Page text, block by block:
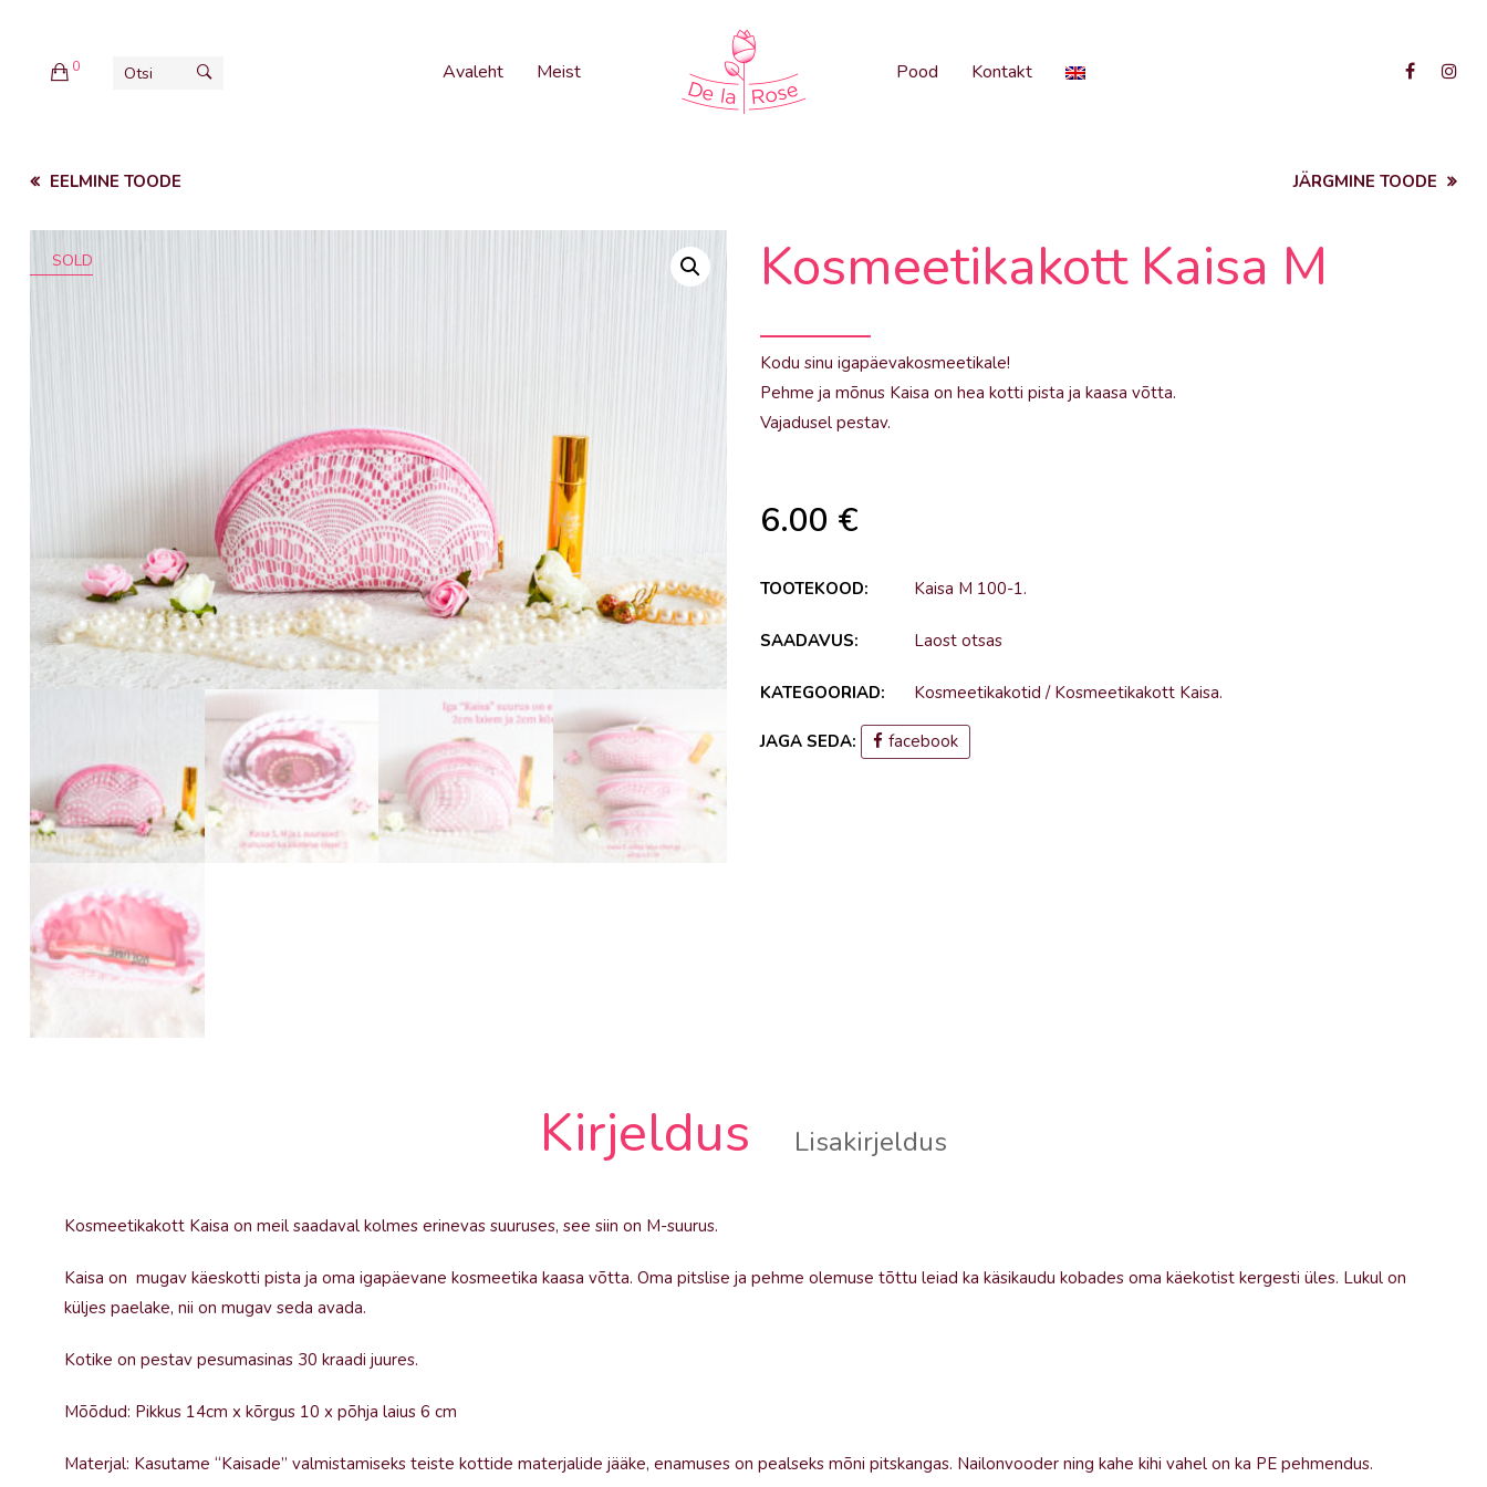
0 Avaleht Meist Pood Kontakt
EELMINE TOODE JÄRGMINE TOODE
SOLD Kosmeetikakott Kaisa M
Kodu sinu igapäevakosmeetikale!
Pehme ja mõnus Kaisa on hea kotti pista ja kaasa võtta.
Vajadusel pestav.
6.00 €
TOOTEKOOD: Kaisa M 100-1.
SAADAVUS: Laost otsas
KATEGOORIAD: Kosmeetikakotid / Kosmeetikakott Kaisa.
JAGA SEDA: facebook
Kirjeldus Lisakirjeldus
Kosmeetikakott Kaisa on meil saadaval kolmes erinevas suuruses, see siin on M-suurus.
Kaisa on mugav käeskotti pista ja oma igapäevane kosmeetika kaasa võtta. Oma pitslise ja pehme olemuse tõttu leiad ka käsikaudu kobades oma käekotist kergesti üles. Lukul on
küljes paelake, nii on mugav seda avada.
Kotike on pestav pesumasinas 30 kraadi juures.
Mõõdud: Pikkus 14cm x kõrgus 10 x põhja laius 6 cm
Materjal: Kasutame “Kaisade” valmistamiseks teiste kottide materjalide jääke, enamuses on pealseks mõni pitskangas. Nailonvooder ning kahe kihi vahel on ka PE pehmendus.